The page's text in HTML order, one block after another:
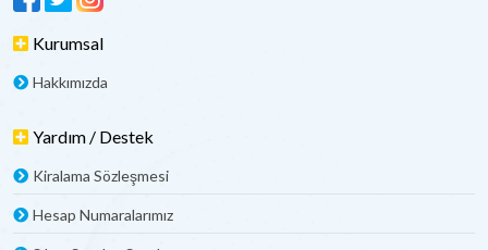
Kurumsal
Hakkımızda
Yardım / Destek
Kiralama Sözleşmesi
Hesap Numaralarımız